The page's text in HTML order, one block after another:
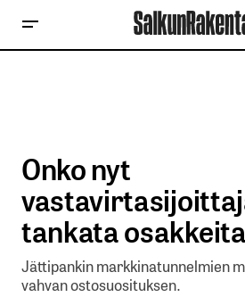
Onko nyt
tankata
Jättipankin markkinatunnelmien
vahvan ostosuosituksen.